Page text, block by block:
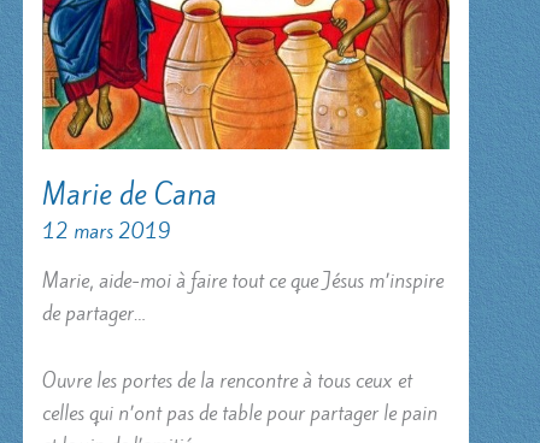
Marie de Cana
12 mars 2019
Marie, aide-moi à faire tout ce que Jésus m’inspire
de partager…
Ouvre les portes de la rencontre à tous ceux et
celles qui n’ont pas de table pour partager le pain